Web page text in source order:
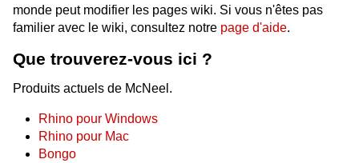
monde peut modifier les pages wiki. Si vous n'êtes pas
familier avec le wiki, consultez notre page d'aide.
Que trouverez-vous ici ?
Produits actuels de McNeel.
Rhino pour Windows
Rhino pour Mac
Bongo